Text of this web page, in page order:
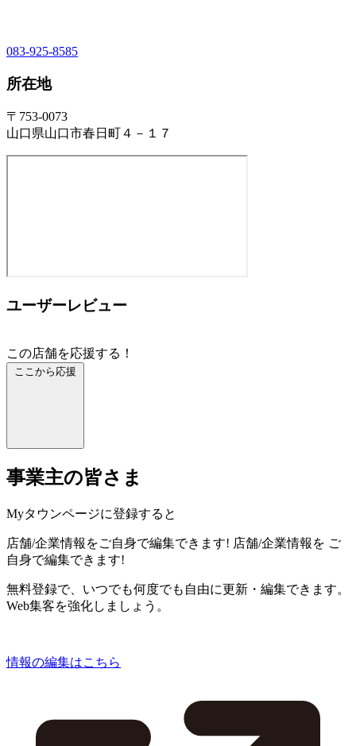
083-925-8585
所在地
〒753-0073
山口県山口市春日町４－１７
ユーザーレビュー
この店舗を応援する！
ここから応援
事業主の皆さま
Myタウンページに登録すると
店舗/企業情報をご自身で編集できます! 店舗/企業情報を ご
自身で編集できます!
無料登録で、いつでも何度でも自由に更新・編集できます。
Web集客を強化しましょう。
情報の編集はこちら